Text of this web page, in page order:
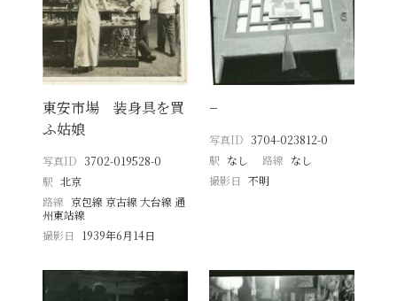
東安市場 装身具を買
ふ姑娘
写真ID 3702-019528-0
駅 北京
路線 京包線 京古線 大台線 通
州東站線
撮影日
1939年6月14日
−
写真ID 3704-023812-0
駅 なし 路線 なし
撮影日 不明